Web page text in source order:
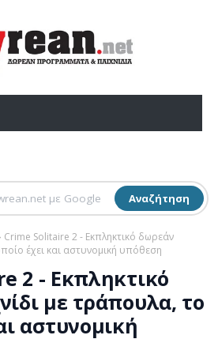
Αναζήτηση
Crime Solitaire 2 - Εκπληκτικό δωρεάν
έχει και αστυνομική υπόθεση
2 - Εκπληκτικό
με τράπουλα, το
αστυνομική